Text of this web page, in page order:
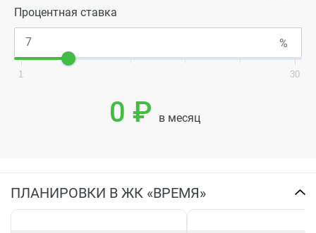
Процентная ставка
1 30
0 ₽ в месяц
ПЛАНИРОВКИ В ЖК «ВРЕМЯ»